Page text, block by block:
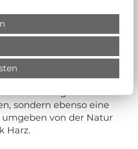
und Erholung pur in
Regionen
unweit von Brocken!
Urlaubern von Klein bis
Möglichkeiten
sondern ebenso eine
von der Natur
Harz.